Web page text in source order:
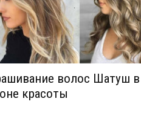
волос Шатуш в
красоты